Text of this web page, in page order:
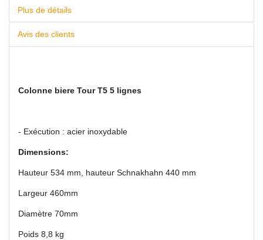
Plus de détails
Avis des clients
Colonne biere Tour T5 5 lignes
- Exécution : acier inoxydable
Dimensions:
Hauteur 534 mm, hauteur Schnakhahn 440 mm
Largeur 460mm
Diamètre 70mm
Poids 8,8 kg